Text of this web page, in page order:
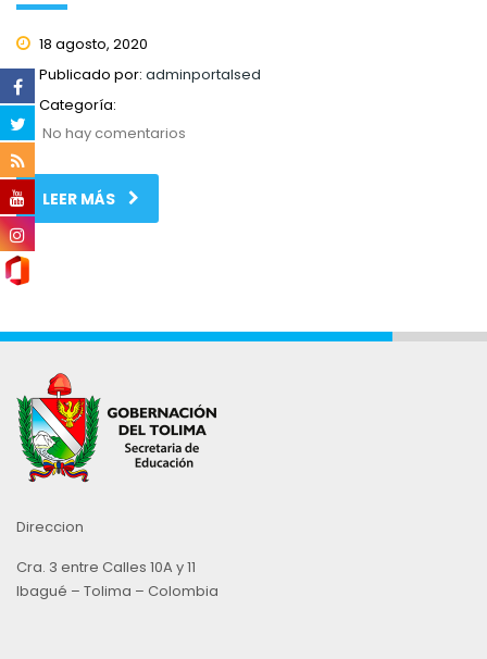
18 agosto, 2020
Publicado por: adminportalsed
Categoría:
No hay comentarios
LEER MÁS
Direccion
Cra. 3 entre Calles 10A y 11
Ibagué – Tolima – Colombia